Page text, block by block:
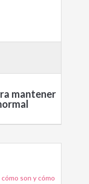
mantener